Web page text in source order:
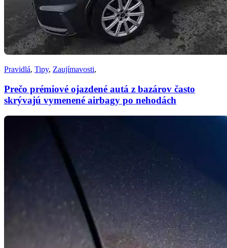
Pravidlá, Tipy, Zaujímavosti,
Prečo prémiové ojazdené autá z bazárov často
skrývajú vymenené airbagy po nehodách